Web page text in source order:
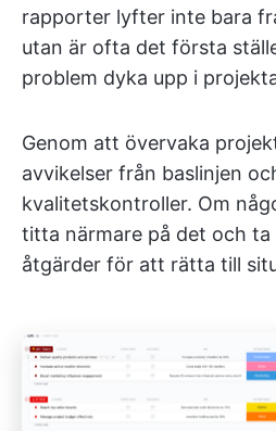
rapporter lyfter inte bara
utan är ofta det första
problem dyka upp i
Genom att övervaka
avvikelser från baslinjen
kvalitetskontroller. Om
titta närmare på det och ta
åtgärder för att rätta till